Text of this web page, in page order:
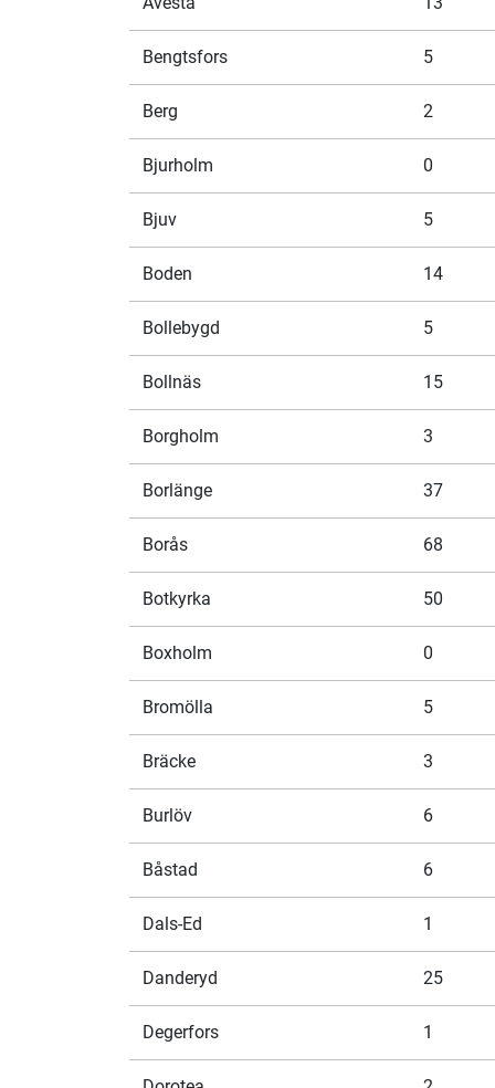
Bengtsfors 5
Berg 2
Bjurholm 0
Bjuv 5
Boden 14
Bollebygd 5
Bollnäs 15
Borgholm 3
Borlänge 37
Borås 68
Botkyrka 50
Boxholm 0
Bromölla 5
Bräcke 3
Burlöv 6
Båstad 6
Dals-Ed 1
Danderyd 25
Degerfors 1